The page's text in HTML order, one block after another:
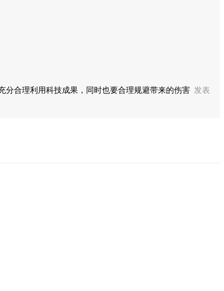
分合理利用科技成果，同时也要合理规避带来的伤害 发表